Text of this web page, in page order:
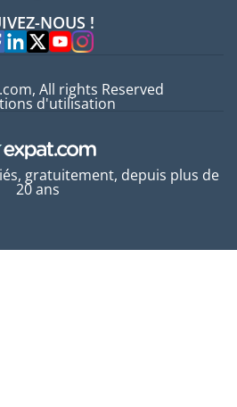
ExpertsNOUS !
gratuitement, depuis plus de
20 ans
All rights Reserved
d'utilisation